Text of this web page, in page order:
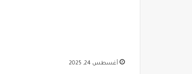
أغسطس 24, 2025